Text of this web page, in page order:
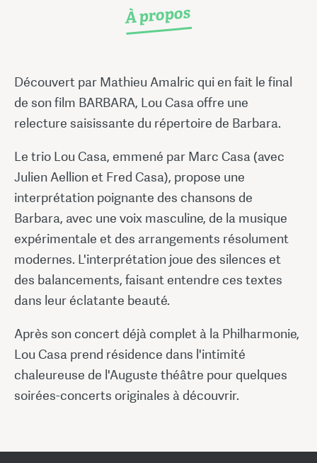
À propos
Découvert par Mathieu Amalric qui en fait le final
de son film BARBARA, Lou Casa offre une
relecture saisissante du répertoire de Barbara.
Le trio Lou Casa, emmené par Marc Casa (avec
Julien Aellion et Fred Casa), propose une
interprétation poignante des chansons de
Barbara, avec une voix masculine, de la musique
expérimentale et des arrangements résolument
modernes. L'interprétation joue des silences et
des balancements, faisant entendre ces textes
dans leur éclatante beauté.
Après son concert déjà complet à la Philharmonie,
Lou Casa prend résidence dans l'intimité
chaleureuse de l'Auguste théâtre pour quelques
soirées-concerts originales à découvrir.